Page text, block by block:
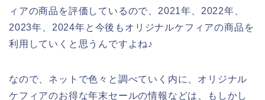
ィアの商品を評価しているので、2021年、2022年、
2023年、2024年と今後もオリジナルケフィアの商品を
利用していくと思うんですよね♪
なので、ネットで色々と調べていく内に、オリジナル
ケフィアのお得な年末セールの情報などは、もしかし